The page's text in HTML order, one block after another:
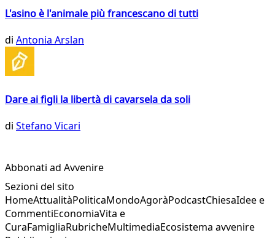
L'asino è l'animale più francescano di tutti
di Antonia Arslan
Dare ai figli la libertà di cavarsela da soli
di Stefano Vicari
Abbonati ad Avvenire
Sezioni del sito
HomeAttualitàPoliticaMondoAgoràPodcastChiesaIdee e
CommentiEconomiaVita e
CuraFamigliaRubricheMultimediaEcosistema avvenire